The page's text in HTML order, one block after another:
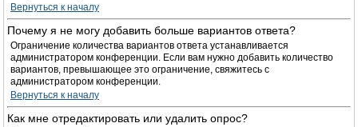
Вернуться к началу
Почему я не могу добавить больше вариантов ответа?
Ограничение количества вариантов ответа устанавливается
администратором конференции. Если вам нужно добавить количество
вариантов, превышающее это ограничение, свяжитесь с
администратором конференции.
Вернуться к началу
Как мне отредактировать или удалить опрос?